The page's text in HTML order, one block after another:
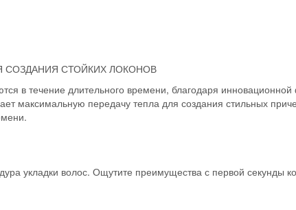
СТОЙКИХ ЛОКОНОВ
в течение длительного времени, благодаря
максимальную передачу тепла для создания стильных
укладки волос. Ощутите преимущества с первой секунды